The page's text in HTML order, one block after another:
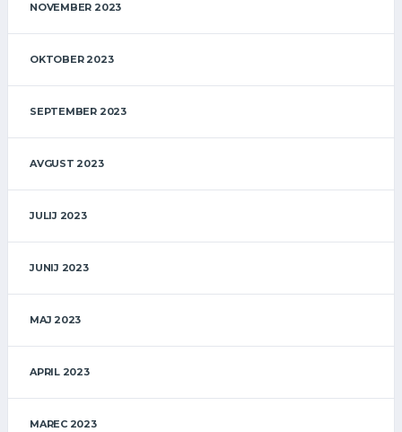
NOVEMBER 2023
OKTOBER 2023
SEPTEMBER 2023
AVGUST 2023
JULIJ 2023
JUNIJ 2023
MAJ 2023
APRIL 2023
MAREC 2023